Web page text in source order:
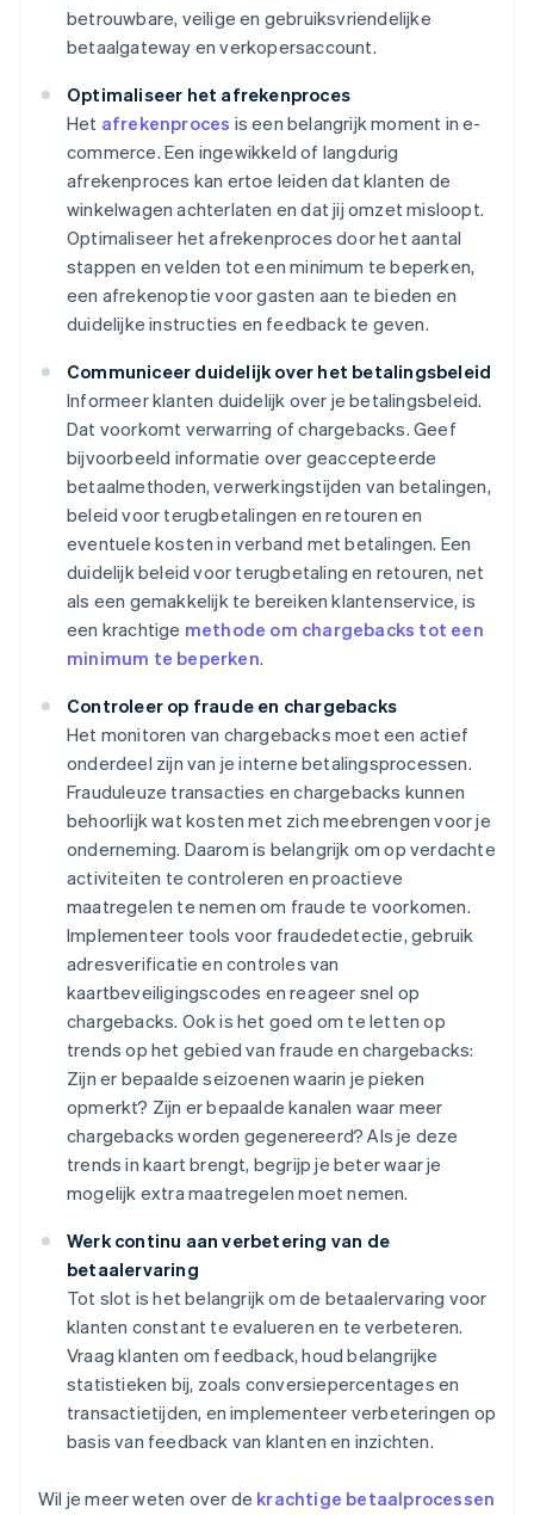
betrouwbare, veilige en gebruiksvriendelijke
betaalgateway en verkopersaccount.
Optimaliseer het afrekenproces
Het afrekenproces is een belangrijk moment in e-
commerce. Een ingewikkeld of langdurig
afrekenproces kan ertoe leiden dat klanten de
winkelwagen achterlaten en dat jij omzet misloopt.
Optimaliseer het afrekenproces door het aantal
stappen en velden tot een minimum te beperken,
een afrekenoptie voor gasten aan te bieden en
duidelijke instructies en feedback te geven.
Communiceer duidelijk over het betalingsbeleid
Informeer klanten duidelijk over je betalingsbeleid.
Dat voorkomt verwarring of chargebacks. Geef
bijvoorbeeld informatie over geaccepteerde
betaalmethoden, verwerkingstijden van betalingen,
beleid voor terugbetalingen en retouren en
eventuele kosten in verband met betalingen. Een
duidelijk beleid voor terugbetaling en retouren, net
als een gemakkelijk te bereiken klantenservice, is
een krachtige methode om chargebacks tot een
minimum te beperken.
Controleer op fraude en chargebacks
Het monitoren van chargebacks moet een actief
onderdeel zijn van je interne betalingsprocessen.
Frauduleuze transacties en chargebacks kunnen
behoorlijk wat kosten met zich meebrengen voor je
onderneming. Daarom is belangrijk om op verdachte
activiteiten te controleren en proactieve
maatregelen te nemen om fraude te voorkomen.
Implementeer tools voor fraudedetectie, gebruik
adresverificatie en controles van
kaartbeveiligingscodes en reageer snel op
chargebacks. Ook is het goed om te letten op
trends op het gebied van fraude en chargebacks:
Zijn er bepaalde seizoenen waarin je pieken
opmerkt? Zijn er bepaalde kanalen waar meer
chargebacks worden gegenereerd? Als je deze
trends in kaart brengt, begrijp je beter waar je
mogelijk extra maatregelen moet nemen.
Werk continu aan verbetering van de
betaalervaring
Tot slot is het belangrijk om de betaalervaring voor
klanten constant te evalueren en te verbeteren.
Vraag klanten om feedback, houd belangrijke
statistieken bij, zoals conversiepercentages en
transactietijden, en implementeer verbeteringen op
basis van feedback van klanten en inzichten.
Wil je meer weten over de krachtige betaalprocessen